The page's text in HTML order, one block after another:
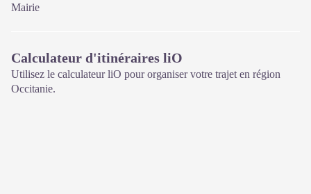
Mairie
Calculateur d'itinéraires liO
Utilisez le calculateur liO pour organiser votre trajet en région
Occitanie.